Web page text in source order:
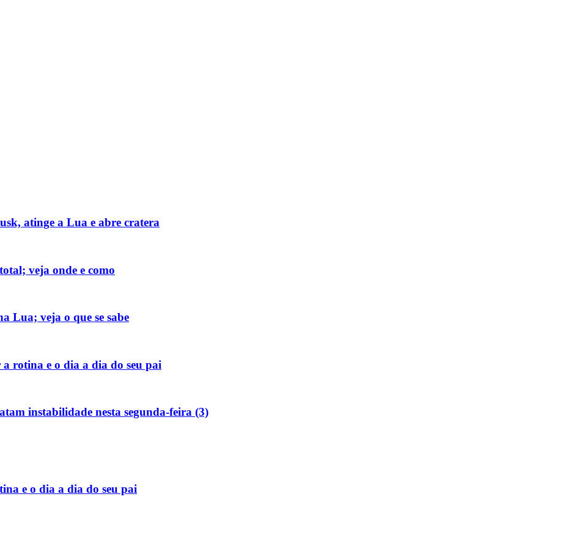
atinge a Lua e abre cratera
veja onde e como
Lua; veja o que se sabe
rotina e o dia a dia do seu pai
instabilidade nesta segunda-feira (3)
e o dia a dia do seu pai